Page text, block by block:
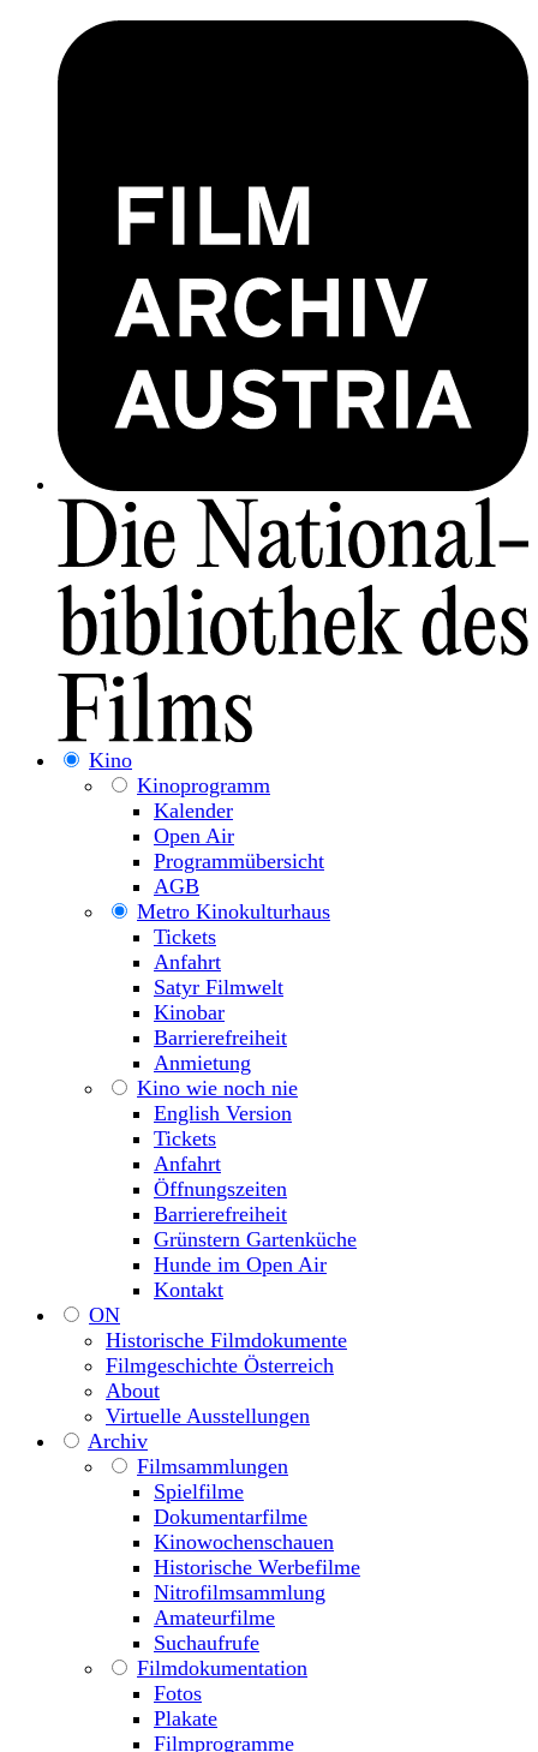
Kino
Kinoprogramm
Kalender
Open Air
Programmübersicht
AGB
Metro Kinokulturhaus
Tickets
Anfahrt
Satyr Filmwelt
Kinobar
Barrierefreiheit
Anmietung
Kino wie noch nie
English Version
Tickets
Anfahrt
Öffnungszeiten
Barrierefreiheit
Grünstern Gartenküche
Hunde im Open Air
Kontakt
ON
Historische Filmdokumente
Filmgeschichte Österreich
About
Virtuelle Ausstellungen
Archiv
Filmsammlungen
Spielfilme
Dokumentarfilme
Kinowochenschauen
Historische Werbefilme
Nitrofilmsammlung
Amateurfilme
Suchaufrufe
Filmdokumentation
Fotos
Plakate
Filmprogramme